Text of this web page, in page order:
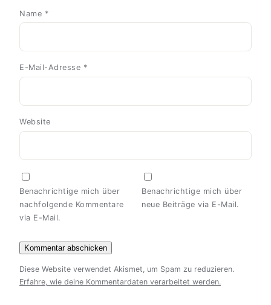
Name *
E-Mail-Adresse *
Website
Benachrichtige mich über
nachfolgende Kommentare
via E-Mail.
Benachrichtige mich über
neue Beiträge via E-Mail.
Diese Website verwendet Akismet, um Spam zu reduzieren.
Erfahre, wie deine Kommentardaten verarbeitet werden.